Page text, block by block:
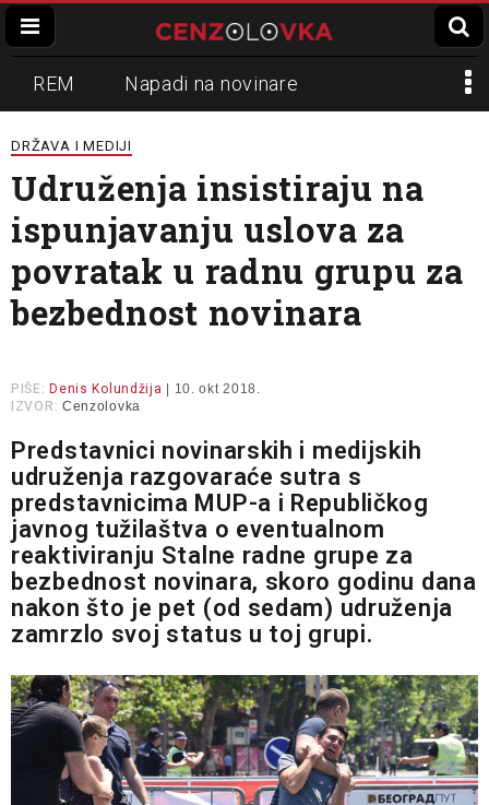
REM Napadi na novinare
Zvučni top
Propaganda Lokalni mediji
Informer Slavko Ćuruvija
DRŽAVA I MEDIJI
Udruženja insistiraju na
ispunjavanju uslova za
povratak u radnu grupu za
bezbednost novinara
PIŠE: Denis Kolundžija
| 10. okt 2018.
IZVOR: Cenzolovka
Predstavnici novinarskih i medijskih
udruženja razgovaraće sutra s
predstavnicima MUP-a i Republičkog
javnog tužilaštva o eventualnom
reaktiviranju Stalne radne grupe za
bezbednost novinara, skoro godinu dana
nakon što je pet (od sedam) udruženja
zamrzlo svoj status u toj grupi.